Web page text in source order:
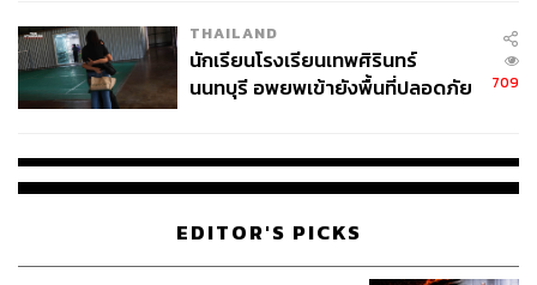
จ่ายหนี้-แอบระบุแบรนด์
THAILAND
นักเรียนโรงเรียนเทพศิรินทร์
นนทบุรี อพยพเข้ายังพื้นที่ปลอดภัย
709
EDITOR'S PICKS